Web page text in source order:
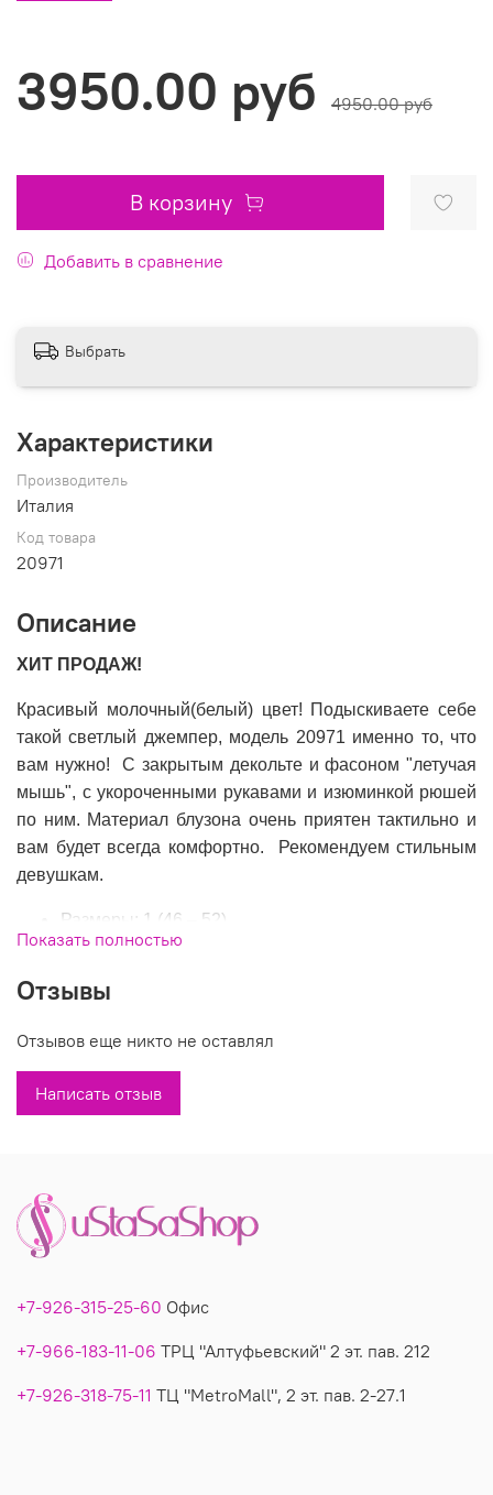
3950.00 руб 4950.00 руб
В корзину
Добавить в сравнение
Выбрать
Характеристики
Производитель
Италия
Код товара
20971
Описание
ХИТ ПРОДАЖ!
Красивый молочный(белый) цвет! Подыскиваете себе
такой светлый джемпер, модель 20971 именно то, что
вам нужно! С закрытым декольте и фасоном "летучая
мышь", с укороченными рукавами и изюминкой рюшей
по ним. Материал блузона очень приятен тактильно и
вам будет всегда комфортно. Рекомендуем стильным
девушкам.
Размеры: 1 (46 – 52)
Состав: 52%вискоза, 22%нейлон, 26%полиамид
20971 в магазинах У Стаса. Модель 20971: описание, фото,
состав, производитель.
Показать полностью
Отзывы
Отзывов еще никто не оставлял
Написать отзыв
+7-926-315-25-60 Офис
+7-966-183-11-06 ТРЦ "Алтуфьевский" 2 эт. пав. 212
+7-926-318-75-11 ТЦ "MetroMall", 2 эт. пав. 2-27.1